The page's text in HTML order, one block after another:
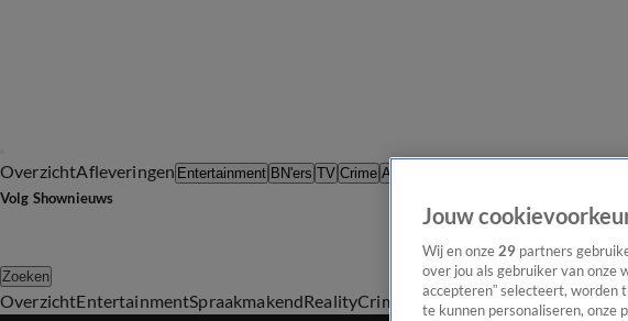
OverzichtAfleveringen Entertainment BN'ers TV Crime Algemeen
Volg Shownieuws
Zoeken
OverzichtEntertainmentSpraakmakendRealityCrime Video'sAfleveringen
Jouw
Wij en onze 29 partners
over jou als gebruiker van onze
accepteren” selecteert, worden
te kunnen personaliseren, onze